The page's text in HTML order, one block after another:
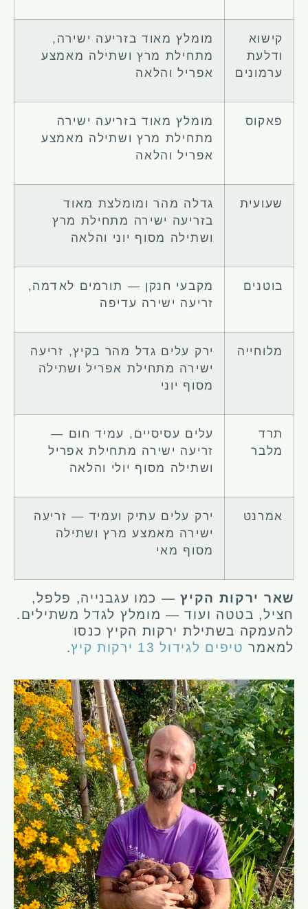
קישוא
ודלעת
ערמונים
מומלץ מאוד בזריעה ישירה,
מתחילת מרץ ושתילה מאמצע
אפריל והלאה
פאקוס
מומלץ מאוד בזריעה ישירה
מתחילת מרץ ושתילה מאמצע
אפריל והלאה
שעועית
גדלה מהר ומומלצת מאוד
בזריעה ישירה מתחילת מרץ
ושתילה מסוף יוני והלאה
בוטנים
מקבעי חנקן — תורמים לאדמה,
זריעה ישירה עדיפה
מלוחייה
ירק עלים גדל מהר בקיץ, זריעה
ישירה מתחילת אפריל ושתילה
מסוף יוני
תרד
מלבר
עלים עסיסיים, עמיד חום —
זריעה ישירה מתחילת אפריל
ושתילה מסוף יולי והלאה
אמרנט
ירק עלים עתיק ועמיד — זריעה
ישירה מאמצע מרץ ושתילה
מסוף מאי
שאר ירקות הקיץ— כמו עגבנייה, פלפל,
חציל, בטטה ועוד — מומלץ לגדל משתילים.
להעמקה בשתילת ירקות הקיץ כנסו
למאמר טיפים לגידול 13 ירקות קיץ .